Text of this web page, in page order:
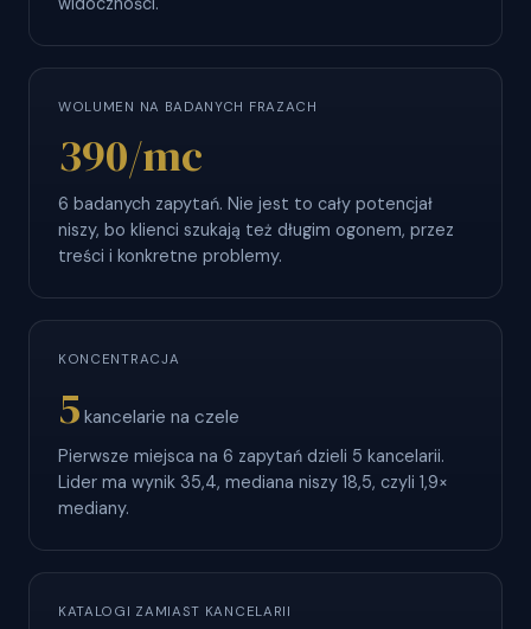
WOLUMEN NA BADANYCH FRAZACH
390/mc
6 badanych zapytań. Nie jest to cały potencjał
niszy, bo klienci szukają też długim ogonem, przez
treści i konkretne problemy.
KONCENTRACJA
5 kancelarie na czele
Pierwsze miejsca na 6 zapytań dzieli 5 kancelarii.
Lider ma wynik 35,4, mediana niszy 18,5, czyli 1,9×
mediany.
KATALOGI ZAMIAST KANCELARII